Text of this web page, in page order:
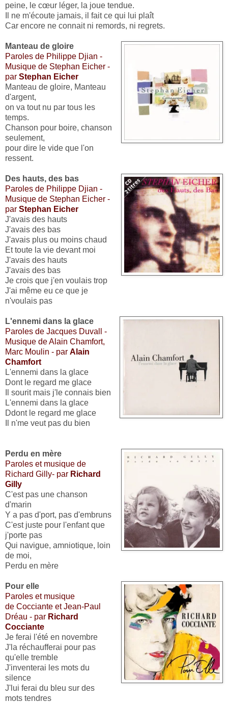
peine, le cœur léger, la joue tendue.
Il ne m'écoute jamais, il fait ce qui lui plaît
Car encore ne connait ni remords, ni regrets.
Manteau de gloire
Paroles de Philippe Djian -
Musique de Stephan Eicher -
par Stephan Eicher
Manteau de gloire, Manteau
d'argent,
on va tout nu par tous les
temps.
Chanson pour boire, chanson
seulement,
pour dire le vide que l'on
ressent.
Des hauts, des bas
Paroles de Philippe Djian -
Musique de Stephan Eicher -
par Stephan Eicher
J'avais des hauts
J'avais des bas
J'avais plus ou moins chaud
Et toute la vie devant moi
J'avais des hauts
J'avais des bas
Je crois que j'en voulais trop
J'ai même eu ce que je
n'voulais pas
L'ennemi dans la glace
Paroles de Jacques Duvall -
Musique de Alain Chamfort,
Marc Moulin - par Alain
Chamfort
L'ennemi dans la glace
Dont le regard me glace
Il sourit mais j'le connais bien
L'ennemi dans la glace
Ddont le regard me glace
Il n'me veut pas du bien
Perdu en mère
Paroles et musique de
Richard Gilly- par Richard
Gilly
C'est pas une chanson
d'marin
Y a pas d'port, pas d'embruns
C'est juste pour l'enfant que
j'porte pas
Qui navigue, amniotique, loin
de moi,
Perdu en mère
Pour elle
Paroles et musique
de Cocciante et Jean-Paul
Dréau - par Richard
Cocciante
Je ferai l'été en novembre
J'la réchaufferai pour pas
qu'elle tremble
J'inventerai les mots du
silence
J'lui ferai du bleu sur des
mots tendres